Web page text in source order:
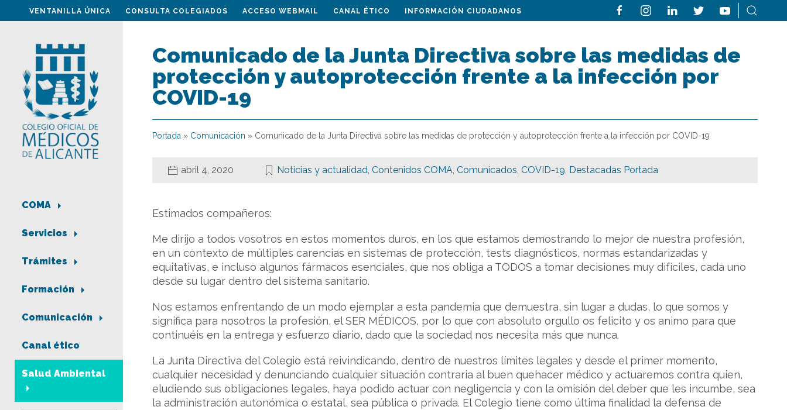
VENTANILLA ÚNICA CONSULTA COLEGIADOS ACCESO WEBMAIL CANAL ÉTICO INFORMACIÓN CIUDADANOS
COMA
Servicios
Trámites
Formación
Comunicación
Canal ético
Salud Ambiental
Comunicado de la Junta Directiva sobre las medidas de
protección y autoprotección frente a la infección por
COVID-19
Portada » Comunicación » Comunicado de la Junta Directiva sobre las medidas de protección y autoprotección frente a la infección por COVID-19
abril 4, 2020 Noticias y actualidad, Contenidos COMA, Comunicados, COVID-19, Destacadas Portada
Estimados compañeros:
Me dirijo a todos vosotros en estos momentos duros, en los que estamos demostrando lo mejor de nuestra profesión,
en un contexto de múltiples carencias en sistemas de protección, tests diagnósticos, normas estandarizadas y
equitativas, e incluso algunos fármacos esenciales, que nos obliga a TODOS a tomar decisiones muy difíciles, cada uno
desde su lugar dentro del sistema sanitario.
Nos estamos enfrentando de un modo ejemplar a esta pandemia que demuestra, sin lugar a dudas, lo que somos y
significa para nosotros la profesión, el SER MÉDICOS, por lo que con absoluto orgullo os felicito y os animo para que
continuéis en la entrega y esfuerzo diario, dado que la sociedad nos necesita más que nunca.
La Junta Directiva del Colegio está reivindicando, dentro de nuestros límites legales y desde el primer momento,
cualquier necesidad y denunciando cualquier situación contraria al buen quehacer médico y actuaremos contra quien,
eludiendo sus obligaciones legales, haya podido actuar con negligencia y con la omisión del deber que les incumbe, sea
la administración autonómica o estatal, sea pública o privada. El Colegio tiene como última finalidad la defensa de